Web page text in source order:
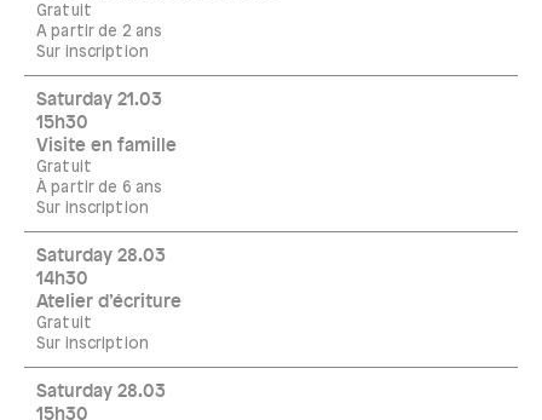
Gratuit
A partir de 2 ans
Sur inscription
Saturday 21.03
15h30
Visite en famille
Gratuit
À partir de 6 ans
Sur inscription
Saturday 28.03
14h30
Atelier d’écriture
Gratuit
Sur inscription
Saturday 28.03
15h30